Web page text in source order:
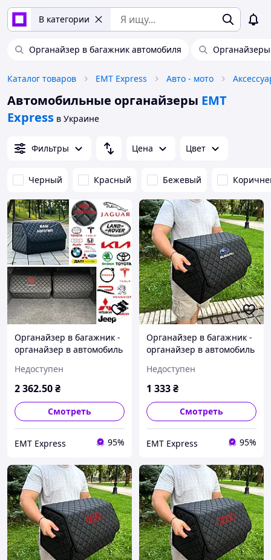
В категории
Органайзер в багажник автомобиля Органайзеры
Каталог товаров EMT Express Авто - мото
Автомобильные органайзеры EMT
Express в Украине
Фильтры Цена Цвет
Черный Красный Бежевый
Органайзер в багажник -
органайзер в автомобиль
Цвет Черный, Размер
30х65х30
Недоступен
2 362.50₴
Смотреть
EМT Express 95%
Органайзер в багажник -
органайзер в автомобиль
Цвет Черный, Размер
30х65х30
Недоступен
1 333₴
Смотреть
EМT Express 95%